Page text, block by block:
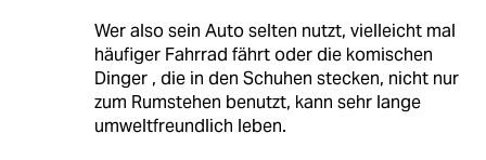
Wer also sein Auto selten nutzt, vielleicht mal
häufiger Fahrrad fährt oder die komischen
Dinger , die in den Schuhen stecken, nicht nur
zum Rumstehen benutzt, kann sehr lange
umweltfreundlich leben.